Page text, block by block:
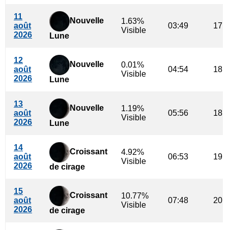
11
août
2026
Nouvelle
Lune
1.63%
Visible
03:49
12
août
2026
Nouvelle
Lune
0.01%
Visible
04:54
13
août
2026
Nouvelle
Lune
1.19%
Visible
05:56
14
août
2026
Croissant
de cirage
4.92%
Visible
06:53
15
août
2026
Croissant
de cirage
10.77%
Visible
07:48